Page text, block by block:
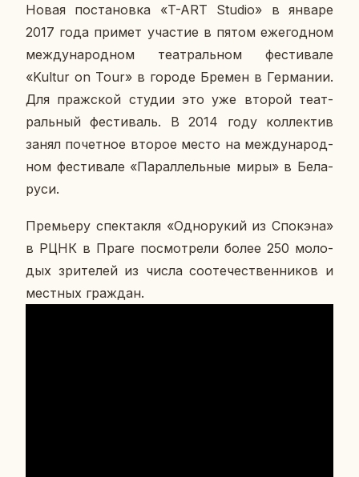
Новая по­ста­нов­ка «T-ART Studio» в январе
2017 года примет уча­стие в пятом еже­год­ном
меж­ду­на­род­ном те­ат­раль­ном фе­сти­ва­ле
«Kultur on Tour» в городе Бремен в Гер­ма­нии.
Для праж­ской студии это уже второй те­ат­
раль­ный фе­сти­валь. В 2014 году кол­лек­тив
занял по­чет­ное второе место на меж­ду­на­род­
ном фе­сти­ва­ле «Па­рал­лель­ные миры» в Бе­ла­
ру­си.
Пре­мье­ру спек­так­ля «Од­но­ру­кий из Спо­к­эна»
в РЦНК в Праге по­смот­ре­ли более 250 мо­ло­
дых зри­те­лей из числа со­оте­че­ствен­ни­ков и
мест­ных граж­дан.